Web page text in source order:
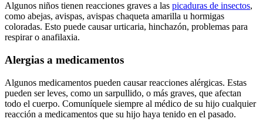
Algunos niños tienen reacciones graves a las picaduras de insectos,
como abejas, avispas, avispas chaqueta amarilla u hormigas
coloradas. Esto puede causar urticaria, hinchazón, problemas para
respirar o anafilaxia.
Alergias a medicamentos
Algunos medicamentos pueden causar reacciones alérgicas. Estas
pueden ser leves, como un sarpullido, o más graves, que afectan
todo el cuerpo. Comuníquele siempre al médico de su hijo cualquier
reacción a medicamentos que su hijo haya tenido en el pasado.